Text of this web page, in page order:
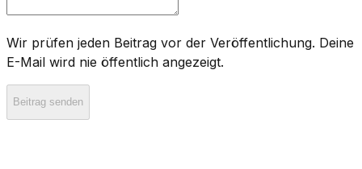
Wir prüfen jeden Beitrag vor der Veröffentlichung. Deine
E-Mail wird nie öffentlich angezeigt.
Beitrag senden